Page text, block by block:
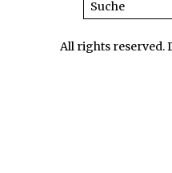
All rights reserved.